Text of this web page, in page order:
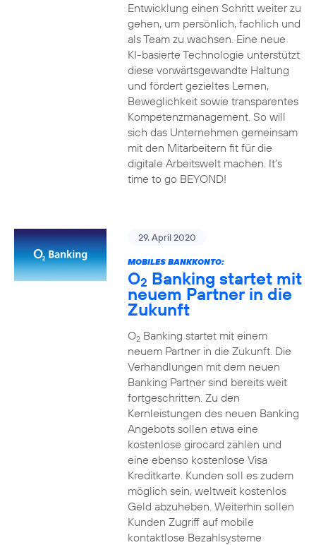
Entwicklung einen Schritt weiter zu
gehen, um persönlich, fachlich und
als Team zu wachsen. Eine neue
KI-basierte Technologie unterstützt
diese vorwärtsgewandte Haltung
und fördert gezieltes Lernen,
Beweglichkeit sowie transparentes
Kompetenzmanagement. So will
sich das Unternehmen gemeinsam
mit den Mitarbeitern fit für die
digitale Arbeitswelt machen. It’s
time to go BEYOND!
29. April 2020
MOBILES BANKKONTO:
O2 Banking startet mit
neuem Partner in die
Zukunft
O2Banking startet mit einem
neuem Partner in die Zukunft. Die
Verhandlungen mit dem neuen
Banking Partner sind bereits weit
fortgeschritten. Zu den
Kernleistungen des neuen Banking
Angebots sollen etwa eine
kostenlose girocard zählen und
eine ebenso kostenlose Visa
Kreditkarte. Kunden soll es zudem
möglich sein, weltweit kostenlos
Geld abzuheben. Weiterhin sollen
Kunden Zugriff auf mobile
kontaktlose Bezahlsysteme